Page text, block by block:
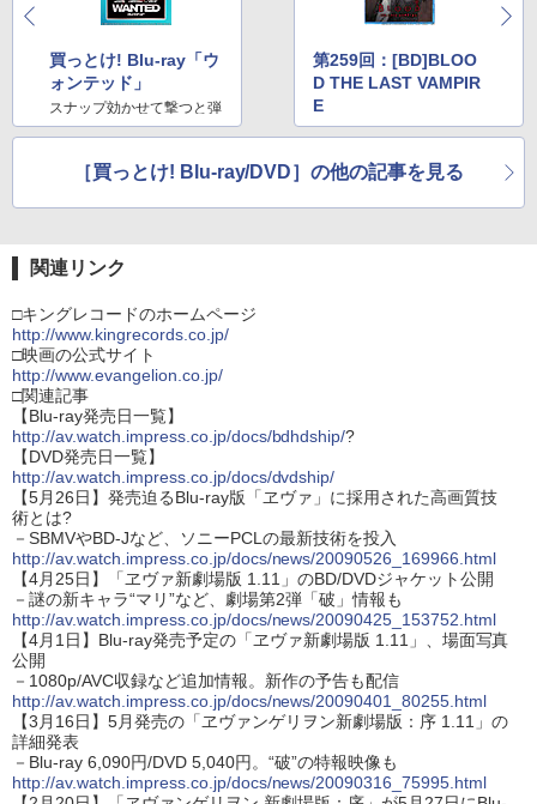
買っとけ! Blu-ray「ウ
ォンテッド」
スナップ効かせて撃つと弾
道は曲がるらしい!?
年最高のおバカ映画」 ～
第259回：[BD]BLOO
D THE LAST VAMPIR
E
［買っとけ! Blu-ray/DVD］の他の記事を見る
関連リンク
□キングレコードのホームページ
http://www.kingrecords.co.jp/
□映画の公式サイト
http://www.evangelion.co.jp/
□関連記事
【Blu-ray発売日一覧】
http://av.watch.impress.co.jp/docs/bdhdship/?
【DVD発売日一覧】
http://av.watch.impress.co.jp/docs/dvdship/
【5月26日】発売迫るBlu-ray版「ヱヴァ」に採用された高画質技
術とは?
－SBMVやBD-Jなど、ソニーPCLの最新技術を投入
http://av.watch.impress.co.jp/docs/news/20090526_169966.html
【4月25日】「ヱヴァ新劇場版 1.11」のBD/DVDジャケット公開
－謎の新キャラ“マリ”など、劇場第2弾「破」情報も
http://av.watch.impress.co.jp/docs/news/20090425_153752.html
【4月1日】Blu-ray発売予定の「ヱヴァ新劇場版 1.11」、場面写真
公開
－1080p/AVC収録など追加情報。新作の予告も配信
http://av.watch.impress.co.jp/docs/news/20090401_80255.html
【3月16日】5月発売の「ヱヴァンゲリヲン新劇場版：序 1.11」の
詳細発表
－Blu-ray 6,090円/DVD 5,040円。“破”の特報映像も
http://av.watch.impress.co.jp/docs/news/20090316_75995.html